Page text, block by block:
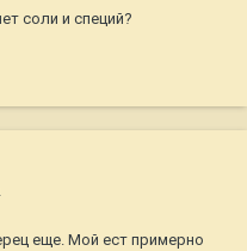
соли и специй?
еще. Мой ест примерно